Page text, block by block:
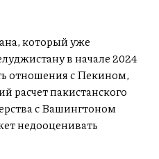
который уже
в начале 2024
отношения с Пекином,
пакистанского
с Вашингтоном
недооценивать